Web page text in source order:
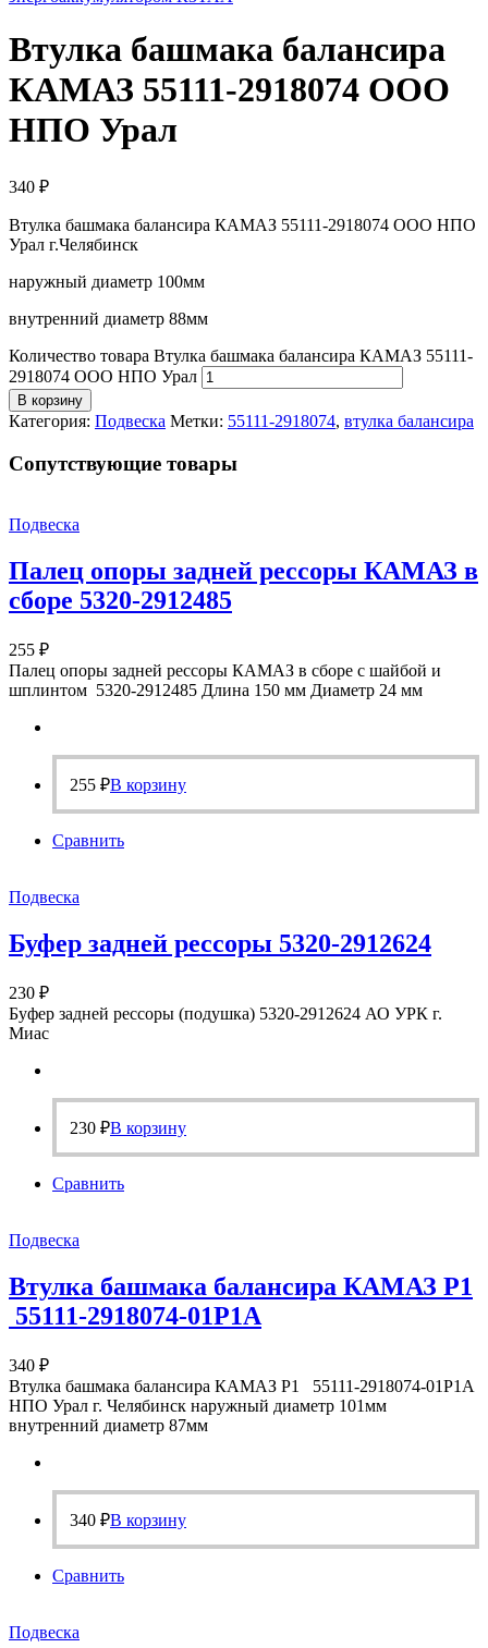
Втулка башмака балансира
КАМАЗ 55111-2918074 ООО
НПО Урал
340 ₽
Втулка башмака балансира КАМАЗ 55111-2918074 ООО НПО
Урал г.Челябинск
наружный диаметр 100мм
внутренний диаметр 88мм
Количество товара Втулка башмака балансира КАМАЗ 55111-
2918074 ООО НПО Урал
В корзину
Категория: Подвеска Метки: 55111-2918074, втулка балансира
Cопутствующие товары
Подвеска
Палец опоры задней рессоры КАМАЗ в
сборе 5320-2912485
255 ₽
Палец опоры задней рессоры КАМАЗ в сборе с шайбой и
шплинтом 5320-2912485 Длина 150 мм Диаметр 24 мм
255 ₽В корзину
Сравнить
Подвеска
Буфер задней рессоры 5320-2912624
230 ₽
Буфер задней рессоры (подушка) 5320-2912624 АО УРК г.
Миас
230 ₽В корзину
Сравнить
Подвеска
Втулка башмака балансира КАМАЗ Р1
55111-2918074-01Р1А
340 ₽
Втулка башмака балансира КАМАЗ Р1 55111-2918074-01Р1А
НПО Урал г. Челябинск наружный диаметр 101мм
внутренний диаметр 87мм
340 ₽В корзину
Сравнить
Подвеска